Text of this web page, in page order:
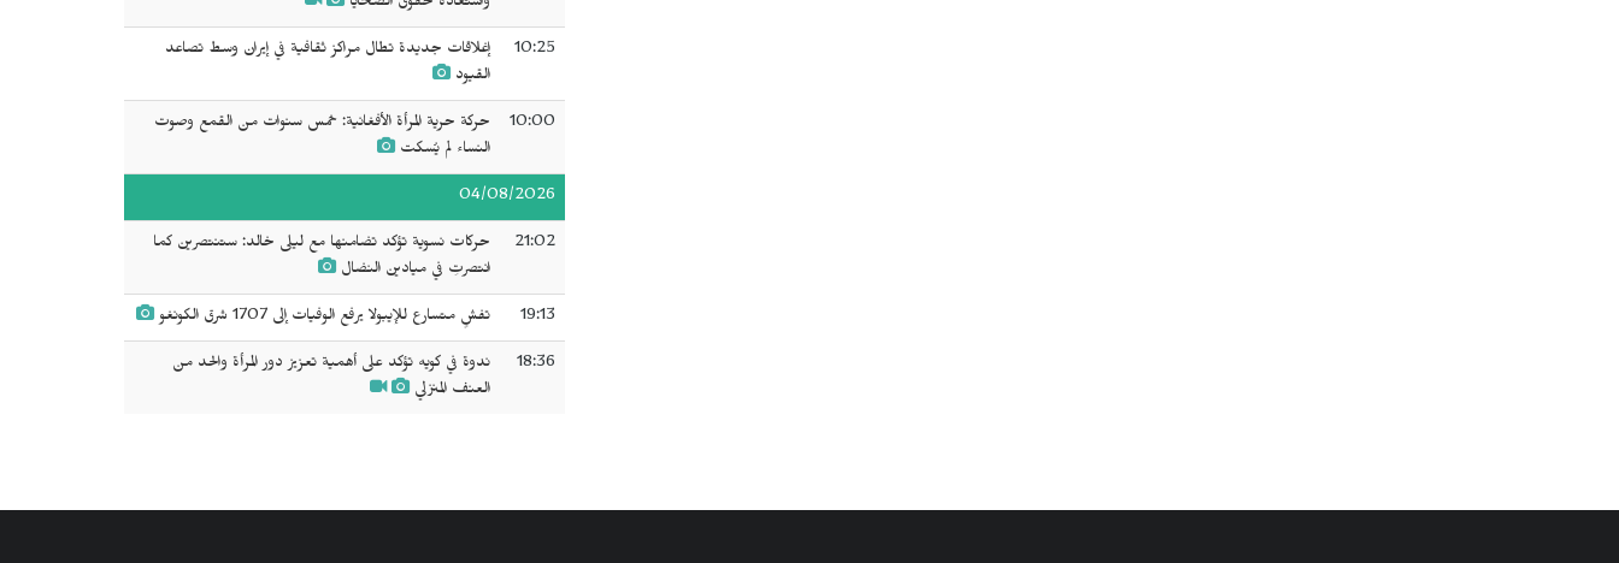
10:25
إغلاقات جديدة تطال مراكز ثقافية في إيران وسط تصاعد
القيود
10:00
حركة حرية المرأة الأفغانية: خمس سنوات من القمع وصوت
النساء لم يُسكت
04/08/2026
21:02
حركات نسوية تؤكد تضامنها مع ليلى خالد: ستنتصرين كما
انتصرتِ في ميادين النضال
19:13 تفشٍ متسارع للإيبولا يرفع الوفيات إلى 1707 شرق الكونغو
18:36
ندوة في كويه تؤكد على أهمية تعزيز دور المرأة والحد من
العنف المنزلي